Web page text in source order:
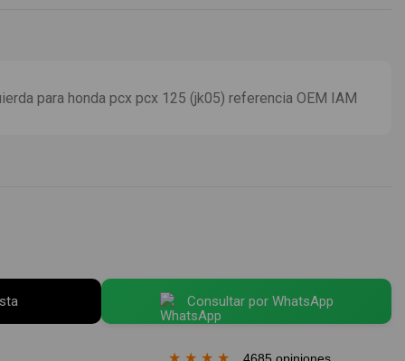
para honda pcx pcx 125 (jk05) referencia OEM IAM
Consultar por WhatsApp
★ ★ ★ ★
4685 opiniones